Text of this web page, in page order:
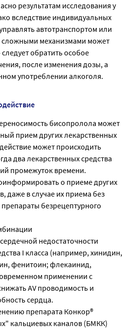
результатам исследования у
вследствие индивидуальных
автотранспортом или
сложными механизмами может
обратить особое
после изменения дозы, а
употреблении алкоголя.
бисопролола может
прием других лекарственных
может происходить
два лекарственных средства
промежуток времени.
о приеме других
даже в случае их приема без
безрецептурного
недостаточности
I класса (например, хинидин,
фенитоин; флекаинид,
применении с
AV проводимость и
сердца.
препарата Конкор®
кальциевых каналов (БМКК)